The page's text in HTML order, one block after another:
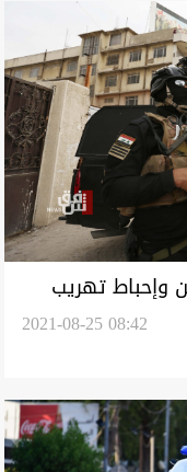
وإحباط تهريب
2021-08-25 08:42